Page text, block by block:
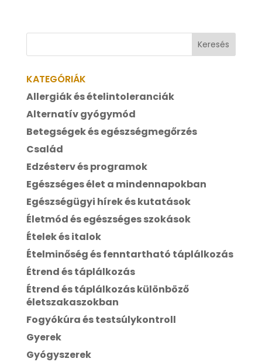
KATEGÓRIÁK
Allergiák és ételintoleranciák
Alternatív gyógymód
Betegségek és egészségmegőrzés
Család
Edzésterv és programok
Egészséges élet a mindennapokban
Egészségügyi hírek és kutatások
Életmód és egészséges szokások
Ételek és italok
Ételminőség és fenntartható táplálkozás
Étrend és táplálkozás
Étrend és táplálkozás különböző
életszakaszokban
Fogyókúra és testsúlykontroll
Gyerek
Gyógyszerek